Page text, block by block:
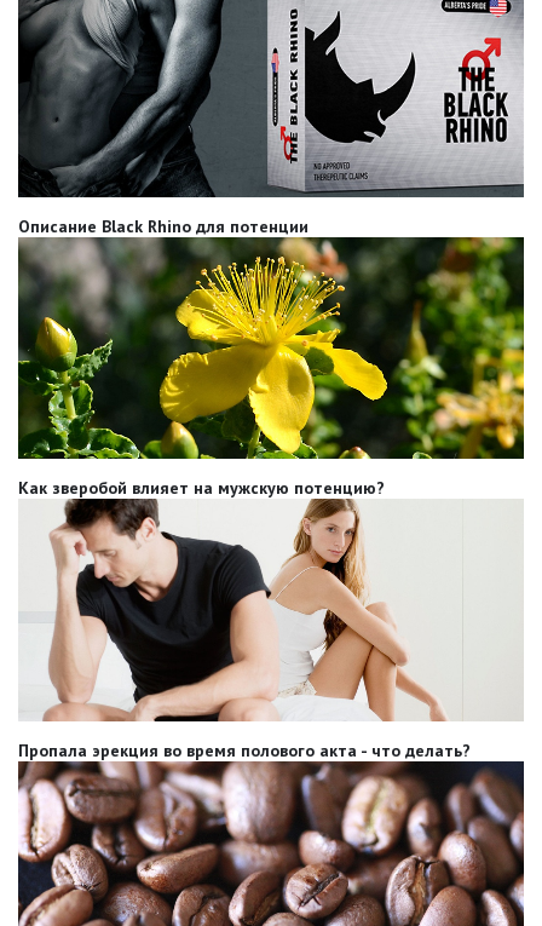
Описание Black Rhino для потенции
Как зверобой влияет на мужскую потенцию?
Пропала эрекция во время полового акта - что делать?